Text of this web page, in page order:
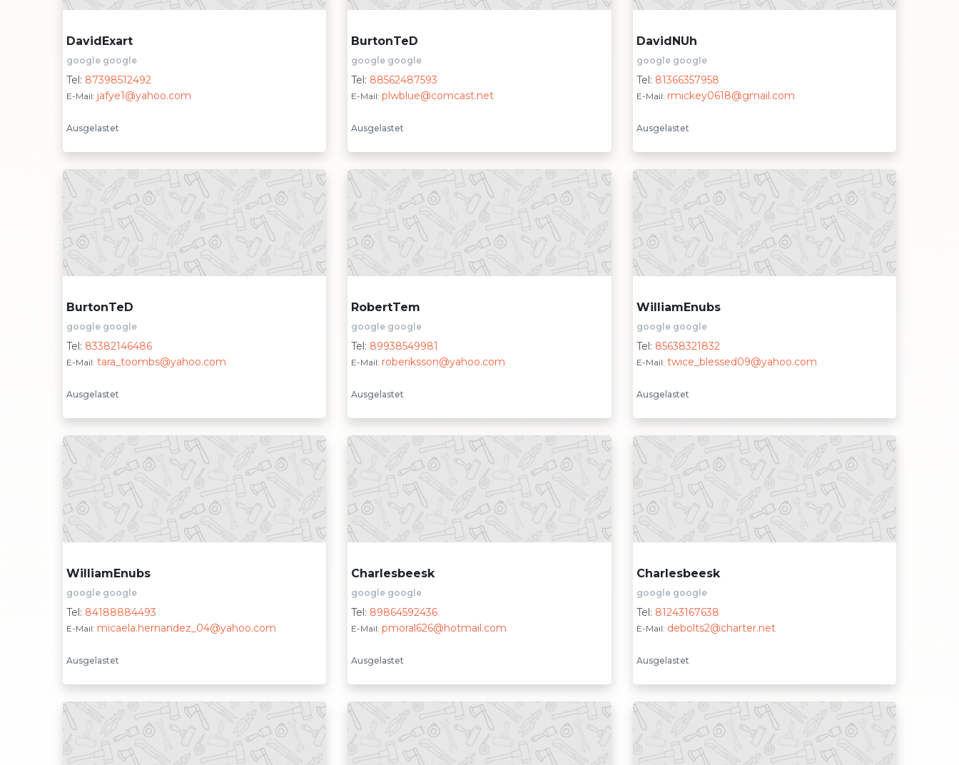
DavidExart
google google
Tel: 87398512492
E-Mail: jafye1@yahoo.com
Ausgelastet
BurtonTeD
google google
Tel: 88562487593
E-Mail:plwblue@comcast.net
Ausgelastet
DavidNUh
google google
Tel: 81366357958
E-Mail: rmickey0618@gmail.com
Ausgelastet
BurtonTeD
google google
Tel: 83382146486
E-Mail: tara_toombs@yahoo.com
Ausgelastet
RobertTem
google google
Tel: 89938549981
E-Mail: roberiksson@yahoo.com
Ausgelastet
WilliamEnubs
google google
Tel: 85638321832
E-Mail: twice_blessed09@yahoo.com
Ausgelastet
WilliamEnubs
google google
Tel: 84188884493
E-Mail: micaela.hernandez_04@yahoo.com
Ausgelastet
Charlesbeesk
google google
Tel: 89864592436
E-Mail:pmoral626@hotmail.com
Ausgelastet
Charlesbeesk
google google
Tel: 81243167638
E-Mail: debolts2@charter.net
Ausgelastet